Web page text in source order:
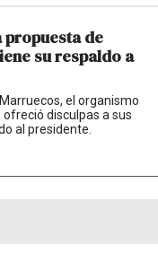
propuesta de
su respaldo a
el organismo
disculpas a sus
al presidente.